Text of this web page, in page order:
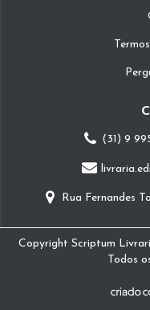
(31) 9
Rua Fernandes
Copyright Scriptum
Todos